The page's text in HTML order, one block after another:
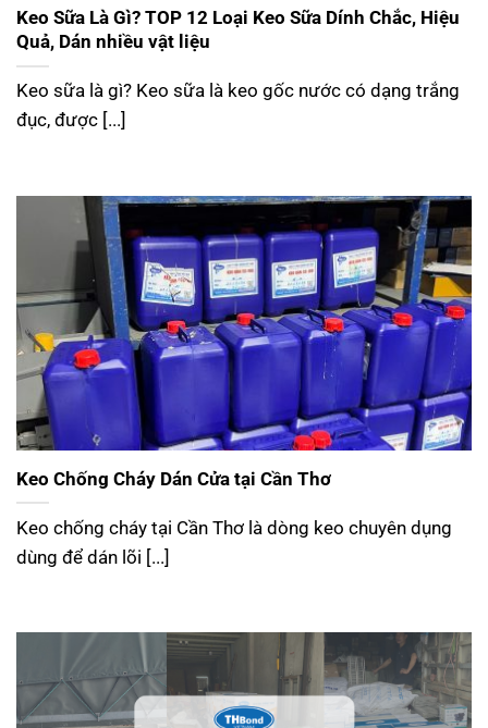
Keo Sữa Là Gì? TOP 12 Loại Keo Sữa Dính Chắc, Hiệu
Quả, Dán nhiều vật liệu
Keo sữa là gì? Keo sữa là keo gốc nước có dạng trắng
đục, được [...]
Keo Chống Cháy Dán Cửa tại Cần Thơ
Keo chống cháy tại Cần Thơ là dòng keo chuyên dụng
dùng để dán lõi [...]